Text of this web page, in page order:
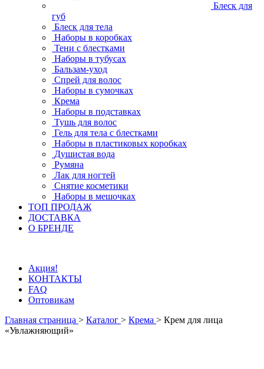
Блеск для
губ
Блеск для тела
Наборы в коробках
Тени с блестками
Наборы в тубусах
Бальзам-уход
Спрей для волос
Наборы в сумочках
Крема
Наборы в подставках
Тушь для волос
Гель для тела с блестками
Наборы в пластиковых коробках
Душистая вода
Румяна
Лак для ногтей
Снятие косметики
Наборы в мешочках
ТОП ПРОДАЖ
ДОСТАВКА
О БРЕНДЕ
Акция!
КОНТАКТЫ
FAQ
Оптовикам
Главная страница > Каталог > Крема > Крем для лица
«Увлажняющий»